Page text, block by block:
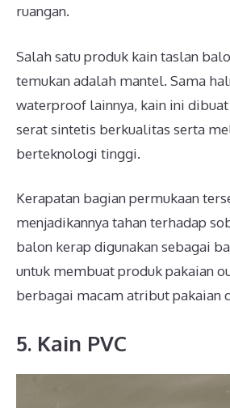
ruangan.
Salah satu produk kain taslan
temukan adalah mantel. Sama
waterproof lainnya, kain ini
serat sintetis berkualitas serta
berteknologi tinggi.
Kerapatan bagian permukaan
menjadikannya tahan terhadap
balon kerap digunakan sebagai
untuk membuat produk pakaian
berbagai macam atribut pakaian
5. Kain PVC